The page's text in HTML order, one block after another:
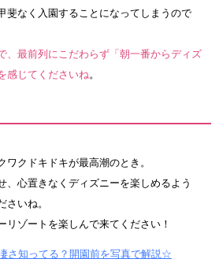
斐なく入園することになってしまうので
、最前列にこだわらず「朝一番からディズ
感じてくださいね。
クドキドキが最高潮のとき。
、心置きなくディズニーを楽しめるよう
さいね。
リゾートを楽しんで来てください！
さ知ってる？開園前を写真で解説☆